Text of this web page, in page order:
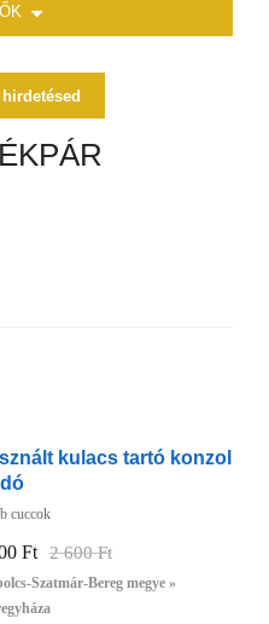
kulacs tartó konzol
cuccok
Ft 2 600 Ft
Szatmár-Bereg megye »